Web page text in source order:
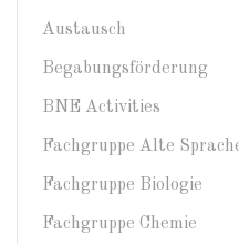
Austausch
Begabungsförderung
BNE Activities
Fachgruppe Alte
Fachgruppe Biologie
Fachgruppe Chemie